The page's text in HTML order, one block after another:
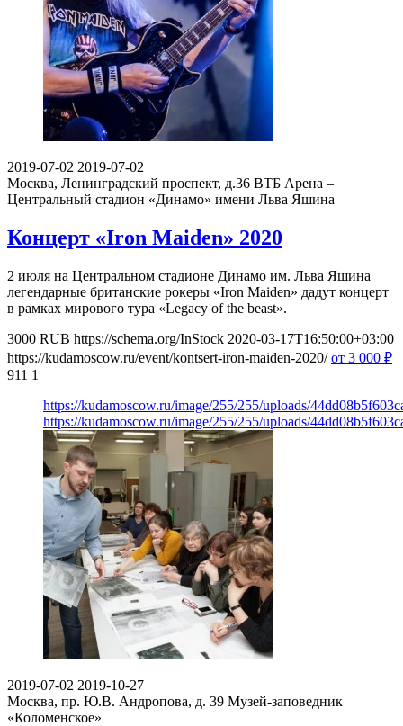
2019-07-02 2019-07-02
Москва, Ленинградский проспект, д.36 ВТБ Арена –
Центральный стадион «Динамо» имени Льва Яшина
Концерт «Iron Maiden» 2020
2 июля на Центральном стадионе Динамо им. Льва Яшина
легендарные британские рокеры «Iron Maiden» дадут концерт
в рамках мирового тура «Legacy of the beast».
3000 RUB https://schema.org/InStock 2020-03-17T16:50:00+03:00
https://kudamoscow.ru/event/kontsert-iron-maiden-2020/ от 3 000 ₽
911 1
https://kudamoscow.ru/image/255/255/uploads/
https://kudamoscow.ru/image/255/255/uploads/
2019-07-02 2019-10-27
Москва, пр. Ю.В. Андропова, д. 39 Музей-заповедник
«Коломенское»